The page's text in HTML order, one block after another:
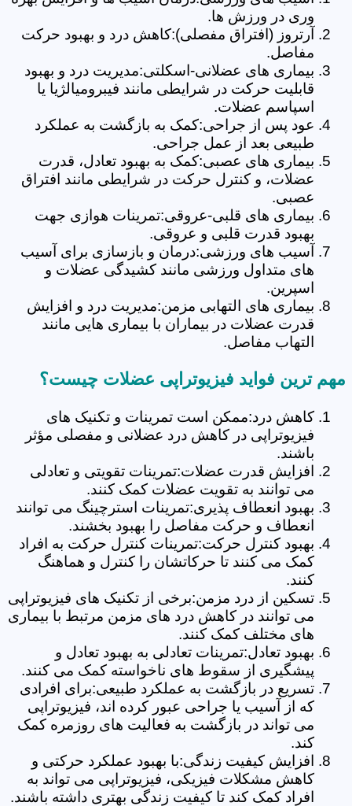
وری در ورزش ها.
آرتروز (افتراق مفصلی):کاهش درد و بهبود حرکت
مفاصل.
بیماری های عضلانی-اسکلتی:مدیریت درد و بهبود
قابلیت حرکت در شرایطی مانند فیبرومیالژیا یا
اسپاسم عضلات.
عود پس از جراحی:کمک به بازگشت به عملکرد
طبیعی بعد از عمل جراحی.
بیماری های عصبی:کمک به بهبود تعادل، قدرت
عضلات، و کنترل حرکت در شرایطی مانند افتراق
عصبی.
بیماری های قلبی-عروقی:تمرینات هوازی جهت
بهبود قدرت قلبی و عروقی.
آسیب های ورزشی:درمان و بازسازی برای آسیب
های متداول ورزشی مانند کشیدگی عضلات و
اسپرین.
بیماری های التهابی مزمن:مدیریت درد و افزایش
قدرت عضلات در بیماران با بیماری هایی مانند
التهاب مفاصل.
مهم ترین فواید فیزیوتراپی عضلات چیست؟
کاهش درد:ممکن است تمرینات و تکنیک های
فیزیوتراپی در کاهش درد عضلانی و مفصلی مؤثر
باشند.
افزایش قدرت عضلات:تمرینات تقویتی و تعادلی
می توانند به تقویت عضلات کمک کنند.
بهبود انعطاف پذیری:تمرینات استرچینگ می توانند
انعطاف و حرکت مفاصل را بهبود بخشند.
بهبود کنترل حرکت:تمرینات کنترل حرکت به افراد
کمک می کنند تا حرکاتشان را کنترل و هماهنگ
کنند.
تسکین از درد مزمن:برخی از تکنیک های فیزیوتراپی
می توانند در کاهش درد های مزمن مرتبط با بیماری
های مختلف کمک کنند.
بهبود تعادل:تمرینات تعادلی به بهبود تعادل و
پیشگیری از سقوط های ناخواسته کمک می کنند.
تسریع در بازگشت به عملکرد طبیعی:برای افرادی
که از آسیب یا جراحی عبور کرده اند، فیزیوتراپی
می تواند در بازگشت به فعالیت های روزمره کمک
کند.
افزایش کیفیت زندگی:با بهبود عملکرد حرکتی و
کاهش مشکلات فیزیکی، فیزیوتراپی می تواند به
افراد کمک کند تا کیفیت زندگی بهتری داشته باشند.